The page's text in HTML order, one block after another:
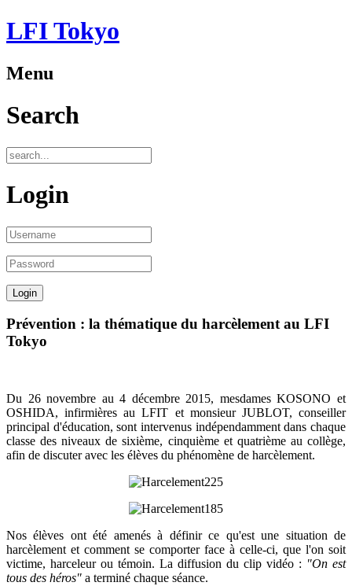
LFI Tokyo
Menu
Search
Login
Prévention : la thématique du harcèlement au LFI
Tokyo
Du 26 novembre au 4 décembre 2015, mesdames KOSONO et
OSHIDA, infirmières au LFIT et monsieur JUBLOT, conseiller
principal d'éducation, sont intervenus indépendamment dans chaque
classe des niveaux de sixième, cinquième et quatrième au collège,
afin de discuter avec les élèves du phénomène de harcèlement.
Nos élèves ont été amenés à définir ce qu'est une situation de
harcèlement et comment se comporter face à celle-ci, que l'on soit
victime, harceleur ou témoin. La diffusion du clip vidéo : "On est
tous des héros" a terminé chaque séance.